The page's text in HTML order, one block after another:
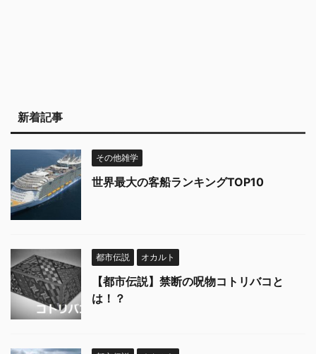
新着記事
その他雑学
世界最大の客船ランキングTOP10
都市伝説 オカルト
【都市伝説】禁断の呪物コトリバコと
は！？